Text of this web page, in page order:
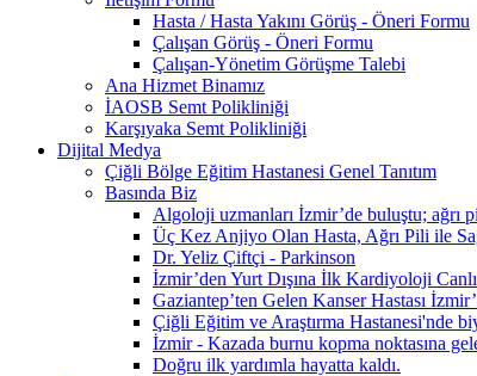
Hasta / Hasta Yakını Görüş - Öneri Formu
Çalışan Görüş - Öneri Formu
Çalışan-Yönetim Görüşme Talebi
Ana Hizmet Binamız
İAOSB Semt Polikliniği
Karşıyaka Semt Polikliniği
Dijital Medya
Çiğli Bölge Eğitim Hastanesi Genel Tanıtım
Basında Biz
Algoloji uzmanları İzmir’de buluştu; ağrı
Üç Kez Anjiyo Olan Hasta, Ağrı Pili ile
Dr. Yeliz Çiftçi - Parkinson
İzmir’den Yurt Dışına İlk Kardiyoloji
Gaziantep’ten Gelen Kanser Hastası
Çiğli Eğitim ve Araştırma Hastanesi'nde
İzmir - Kazada burnu kopma noktasına
Doğru ilk yardımla hayatta kaldı.